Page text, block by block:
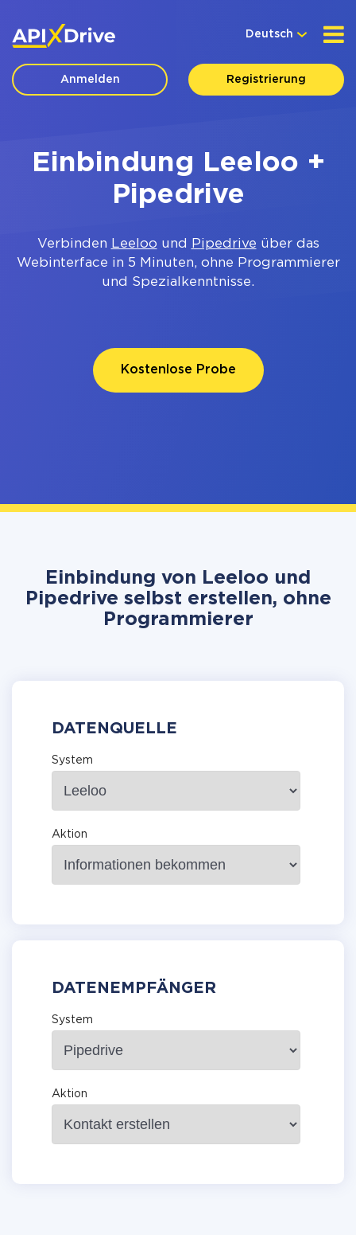
Deutsch
Anmelden Registrierung
Einbindung Leeloo +
Pipedrive
Verbinden Leeloo und Pipedrive über das
Webinterface in 5 Minuten, ohne Programmierer
und Spezialkenntnisse.
Kostenlose Probe
Einbindung von Leeloo und
Pipedrive selbst erstellen, ohne
Programmierer
DATENQUELLE
System
Aktion
DATENEMPFÄNGER
System
Aktion